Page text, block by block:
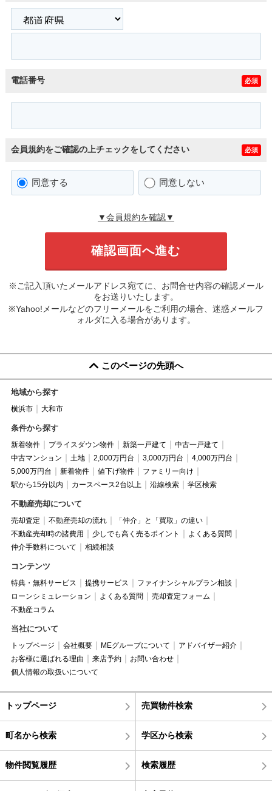
電話番号 必須
会員規約をご確認の上チェックをしてください 必須
同意する 同意しない
▼会員規約を確認▼
※ご記入頂いたメールアドレス宛てに、お問合せ内容の確認メール
をお送りいたします。
※Yahoo!メールなどのフリーメールをご利用の場合、迷惑メールフ
ォルダに入る場合があります。
このページの先頭へ
地域から探す
横浜市 大和市
条件から探す
新着物件 プライスダウン物件 新築一戸建て
中古一戸建て
中古マンション
土地 2,000万円台 3,000万円台
4,000万円台
5,000万円台
新着物件 値下げ物件
ファミリー向け
駅から15分以内
カースペース2台以上 沿線検索 学区検索
不動産売却について
売却査定 不動産売却の流れ
「仲介」と「買取」の違い
不動産売却時の諸費用
少しでも高く売るポイント
よくある質問
仲介手数料について
相続相談
コンテンツ
特典・無料サービス 提携サービス
ファイナンシャルプラン相談
ローンシミュレーション
よくある質問
売却査定フォーム
不動産コラム
当社について
トップページ 会社概要 MEグループについて
アドバイザー紹介
お客様に選ばれる理由
来店予約
お問い合わせ
個人情報の取扱いについて
トップページ 売買物件検索
町名から検索 学区から検索
物件閲覧履歴 検索履歴